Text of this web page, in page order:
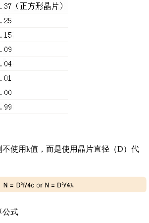
使用k值，而是使用晶片直径（D）代
公式